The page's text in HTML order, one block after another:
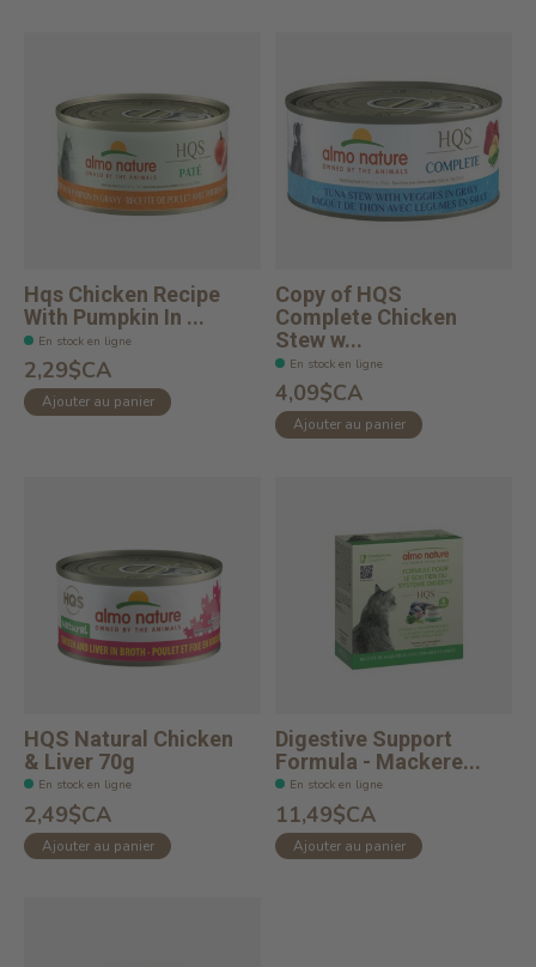
Hqs Chicken Recipe
With Pumpkin In ...
En stock en ligne
2,29$CA
Ajouter au panier
Copy of HQS
Complete Chicken
Stew w...
En stock en ligne
4,09$CA
Ajouter au panier
HQS Natural Chicken
& Liver 70g
En stock en ligne
2,49$CA
Ajouter au panier
Digestive Support
Formula - Mackere...
En stock en ligne
11,49$CA
Ajouter au panier